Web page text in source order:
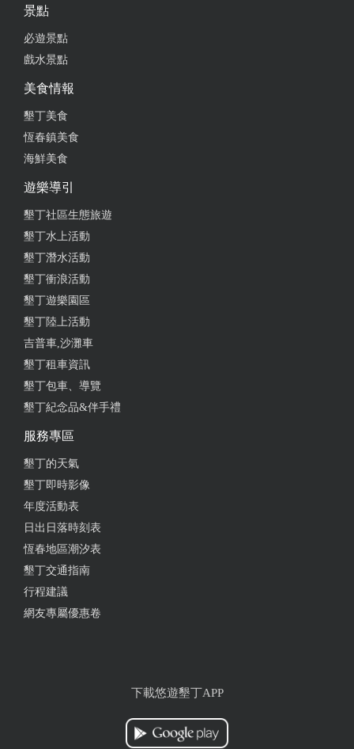
景點
必遊景點
戲水景點
美食情報
墾丁美食
恆春鎮美食
海鮮美食
遊樂導引
墾丁社區生態旅遊
墾丁水上活動
墾丁潛水活動
墾丁衝浪活動
墾丁遊樂園區
墾丁陸上活動
吉普車,沙灘車
墾丁租車資訊
墾丁包車、導覽
墾丁紀念品&伴手禮
服務專區
墾丁的天氣
墾丁即時影像
年度活動表
日出日落時刻表
恆春地區潮汐表
墾丁交通指南
行程建議
網友專屬優惠卷
下載悠遊墾丁APP